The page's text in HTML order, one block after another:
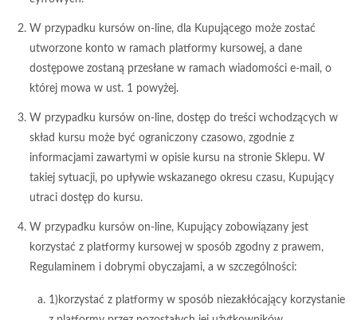
W przypadku kursów on-line, dla Kupującego może zostać
utworzone konto w ramach platformy kursowej, a dane
dostępowe zostaną przesłane w ramach wiadomości e-mail, o
której mowa w ust. 1 powyżej.
W przypadku kursów on-line, dostęp do treści wchodzących w
skład kursu może być ograniczony czasowo, zgodnie z
informacjami zawartymi w opisie kursu na stronie Sklepu. W
takiej sytuacji, po upływie wskazanego okresu czasu, Kupujący
utraci dostęp do kursu.
W przypadku kursów on-line, Kupujący zobowiązany jest
korzystać z platformy kursowej w sposób zgodny z prawem,
Regulaminem i dobrymi obyczajami, a w szczególności:
1)korzystać z platformy w sposób niezakłócający korzystanie